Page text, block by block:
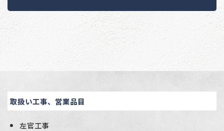
取扱い工事、営業品目
左官工事